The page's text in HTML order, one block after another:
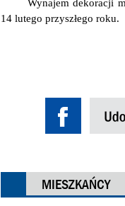
Wynajem dekoracji
14 lutego przyszłego roku.
MIESZKAŃCY